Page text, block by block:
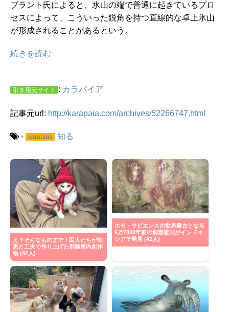
ブラント氏によると、氷山の端で普通に起きているプロ
セスによって、こういった鋭角を持つ直線的な卓上氷山
が形成されることがあるという。
続きを読む
引き用元サイト : カラパイア
記事元url: http://karapaia.com/archives/52266747.html
- karapaia 知る
え？そんなものまで！囚人たちが知
恵と工夫で作り上げた刑務所内創作
物 (42人)
ホモ・サピエンスの世界最古となる
6万7800年前の洞窟壁画がインドネ
シアで発見 (42人)